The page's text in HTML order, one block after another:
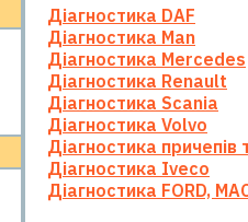
Діагностика DAF
Діагностика Man
Діагностика Mercedes
Діагностика Renault
Діагностика Scania
Діагностика Volvo
Діагностика причепів
Діагностика Iveco
Діагностика FORD,